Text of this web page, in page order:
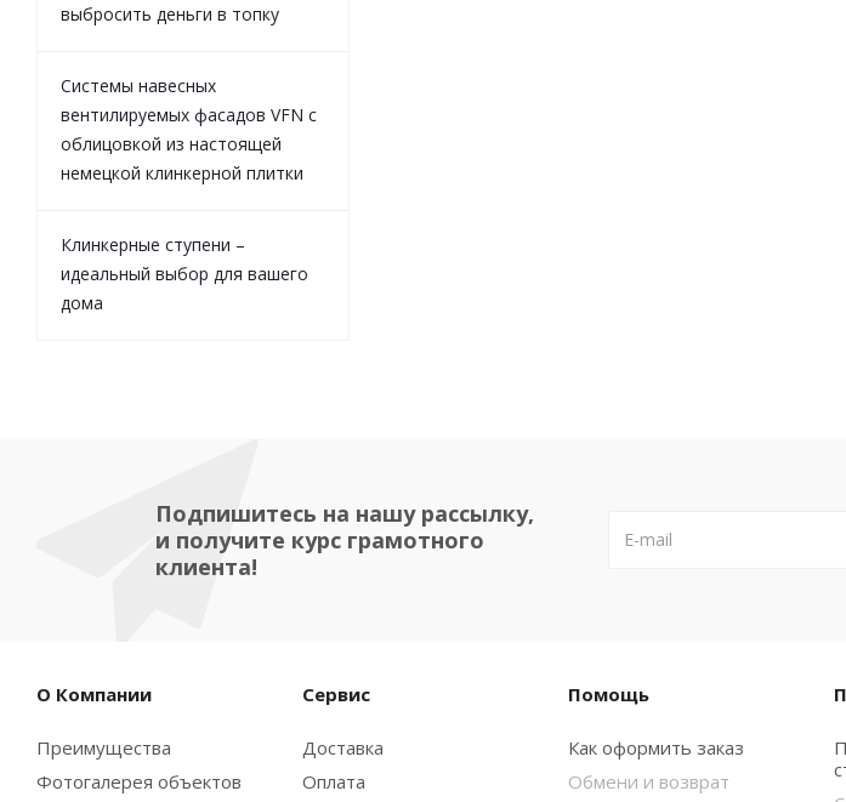
выбросить деньги в топку
Системы навесных
вентилируемых фасадов VFN с
облицовкой из настоящей
немецкой клинкерной плитки
Клинкерные ступени –
идеальный выбор для вашего
дома
Подпишитесь на нашу рассылку,
и получите курс грамотного
клиента!
О Компании
Преимущества
Фотогалерея объектов
Сервис
Доставка
Оплата
Помощь
Как оформить заказ
Обмени и возврат